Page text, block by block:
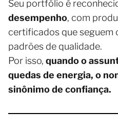
Seu portfólio é
desempenho, com
certificados que seguem
padrões de qualidade.
Por isso, quando o
quedas de energia, o
sinônimo de confiança.